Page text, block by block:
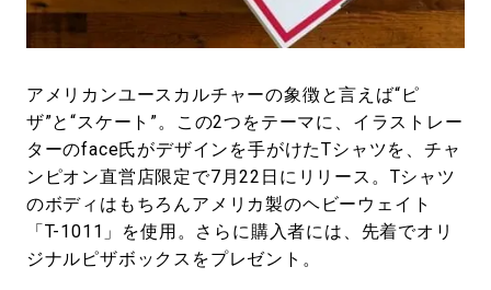
アメリカンユースカルチャーの象徴と言えば“ピ
ザ”と“スケート”。この2つをテーマに、イラストレー
ターのface氏がデザインを手がけたTシャツを、チャ
ンピオン直営店限定で7月22日にリリース。Tシャツ
のボディはもちろんアメリカ製のヘビーウェイト
「T-1011」を使用。さらに購入者には、先着でオリ
ジナルピザボックスをプレゼント。